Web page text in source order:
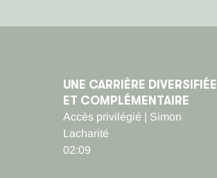
UNE CARRIÈRE DIVERSIFIÉE
ET COMPLÉMENTAIRE
Accès privilégié | Simon
Lacharité
02:09